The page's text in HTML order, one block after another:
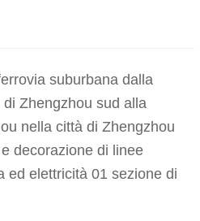
suburbana dalla
Zhengzhou sud alla
nella città di Zhengzhou
decorazione di linee
ed elettricità 01 sezione di